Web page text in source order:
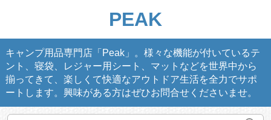
PEAK
キャンプ用品専門店「Peak」。様々な機能が付いているテ
ント、寝袋、レジャー用シート、マットなどを世界中から
揃ってきて、楽しくて快適なアウトドア生活を全力でサポ
ートします。興味がある方はぜひお問合せくださいませ。